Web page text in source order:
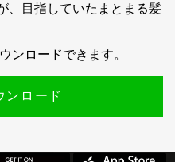
、目指していたまとまる髪
ンロードできます。
ンロード